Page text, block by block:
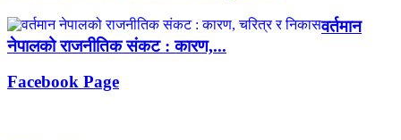
वर्तमान
नेपालको राजनीतिक संकट : कारण,...
Facebook Page